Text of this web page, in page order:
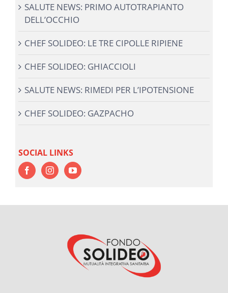
SALUTE NEWS: PRIMO AUTOTRAPIANTO
DELL’OCCHIO
CHEF SOLIDEO: LE TRE CIPOLLE RIPIENE
CHEF SOLIDEO: GHIACCIOLI
SALUTE NEWS: RIMEDI PER L’IPOTENSIONE
CHEF SOLIDEO: GAZPACHO
SOCIAL LINKS